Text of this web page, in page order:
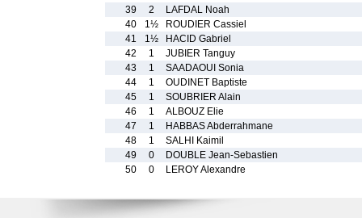
39
2
LAFDAL Noah
40
1½
ROUDIER Cassiel
41
1½
HACID Gabriel
42
1
JUBIER Tanguy
43
1
SAADAOUI Sonia
44
1
OUDINET Baptiste
45
1
SOUBRIER Alain
46
1
ALBOUZ Elie
47
1
HABBAS Abderrahmane
48
1
SALHI Kaimil
49
0
DOUBLE Jean-Sebastien
50
0 LEROY Alexandre